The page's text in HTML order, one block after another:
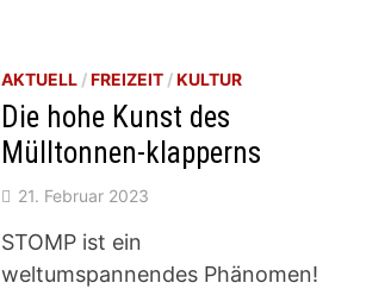
AKTUELL/FREIZEIT/KULTUR
Die hohe Kunst des
Mülltonnen-klapperns
21. Februar 2023
STOMP ist ein
weltumspannendes Phänomen!